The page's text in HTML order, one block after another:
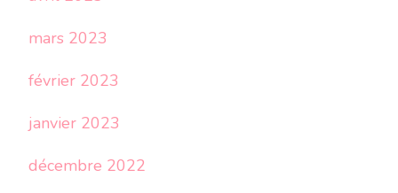
mars 2023
février 2023
janvier 2023
décembre 2022